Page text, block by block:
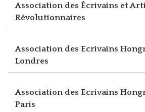
Association des Écrivains et
Révolutionnaires
Association des Ecrivains
Londres
Association des Ecrivains
Paris